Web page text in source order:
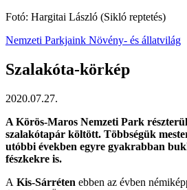
Fotó: Hargitai László (Sikló reptetés)
Nemzeti Parkjaink Növény- és állatvilág
Szalakóta-körkép
2020.07.27.
A Körös-Maros Nemzeti Park
szalakótapár költött. Többségük
utóbbi években egyre gyakrabban
fészkekre is.
A Kis-Sárréten ebben az évben